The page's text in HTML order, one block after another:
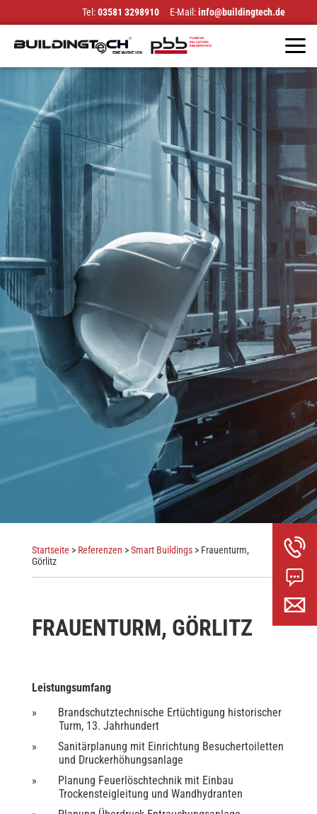
Tel:03581 3298910 E-Mail:info@buildingtech.de
Startseite > Referenzen >Smart Buildings> Frauenturm,
Görlitz
FRAUENTURM, GÖRLITZ
Leistungsumfang
Brandschutztechnische Ertüchtigung historischer
Turm, 13. Jahrhundert
Sanitärplanung mit Einrichtung Besuchertoiletten
und Druckerhöhungsanlage
Planung Feuerlöschtechnik mit Einbau
Trockensteigleitung und Wandhydranten